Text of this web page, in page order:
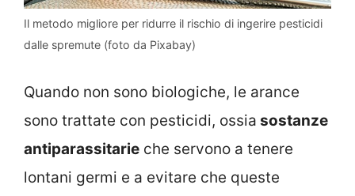
Il metodo migliore per ridurre il rischio di ingerire pesticidi
dalle spremute (foto da Pixabay)
Quando non sono biologiche, le arance
sono trattate con pesticidi, ossia sostanze
antiparassitarie che servono a tenere
lontani germi e a evitare che queste